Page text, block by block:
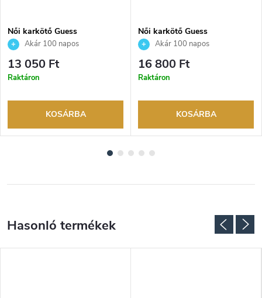
Női karkötő Guess
JUBB05546JWYGS
Akár 100 napos
visszaküldési lehetőség. Hivatalos
márkakereskedő.
13 050 Ft
Raktáron
KOSÁRBA
Női karkötő Guess
JUBB05039JWRHS
Akár 100 napos
visszaküldési lehetőség. Hivatalos
márkakereskedő.
16 800 Ft
Raktáron
KOSÁRBA